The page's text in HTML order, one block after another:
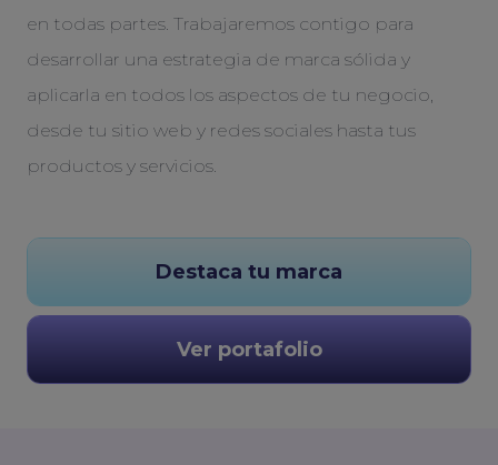
en todas partes. Trabajaremos contigo para
desarrollar una estrategia de marca sólida y
aplicarla en todos los aspectos de tu negocio,
desde tu sitio web y redes sociales hasta tus
productos y servicios.
Destaca tu marca
Ver portafolio